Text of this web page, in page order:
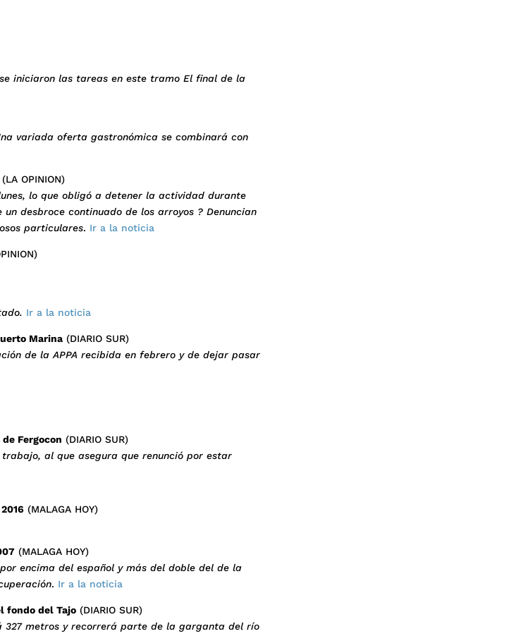
iniciaron las tareas en este tramo El final de la
variada oferta gastronómica se combinará con
(LA OPINION)
lo que obligó a detener la actividad durante
desbroce continuado de los arroyos ? Denuncian
particulares. Ir a la noticia
Ir a la noticia
Marina (DIARIO SUR)
de la APPA recibida en febrero y de dejar pasar
Fergocon (DIARIO SUR)
al que asegura que renunció por estar
(MALAGA HOY)
(MALAGA HOY)
encima del español y más del doble del de la
. Ir a la noticia
fondo del Tajo (DIARIO SUR)
metros y recorrerá parte de la garganta del río